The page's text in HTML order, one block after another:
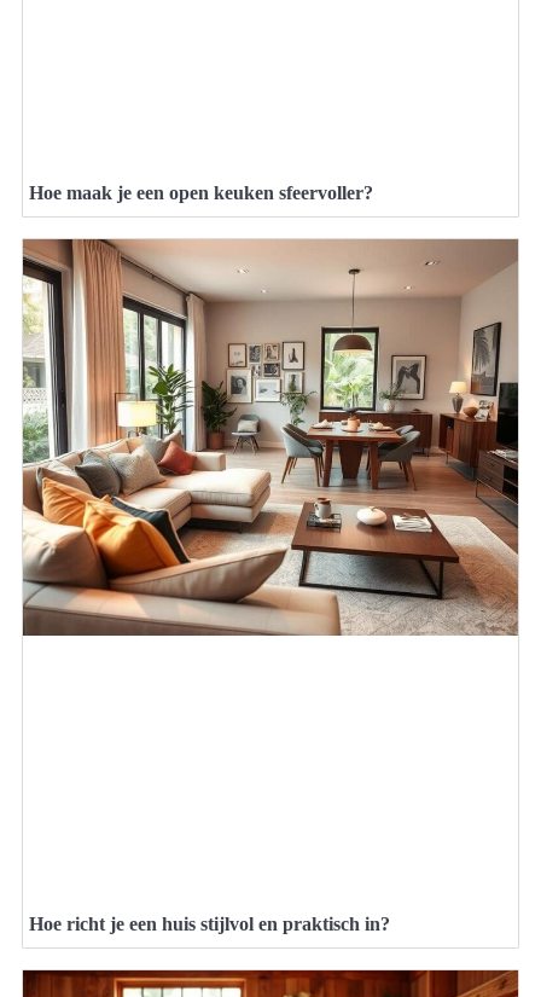
Hoe maak je een open keuken sfeervoller?
Hoe richt je een huis stijlvol en praktisch in?